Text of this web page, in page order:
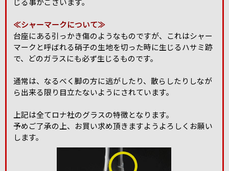
≪シャーマークについて≫
台座にある引っかき傷のようなものですが、これはシャー
マークと呼ばれる硝子の生地を切った時に生じるハサミ跡
で、どのガラスにも必ず生じるものです。
通常は、なるべく脚の方に逃がしたり、散らしたりしなが
ら出来る限り目立たないようにされています。
上記は全てロナ社のグラスの特徴となります。
予めご了承の上、お買い求め頂きますようよろしくお願い
します。